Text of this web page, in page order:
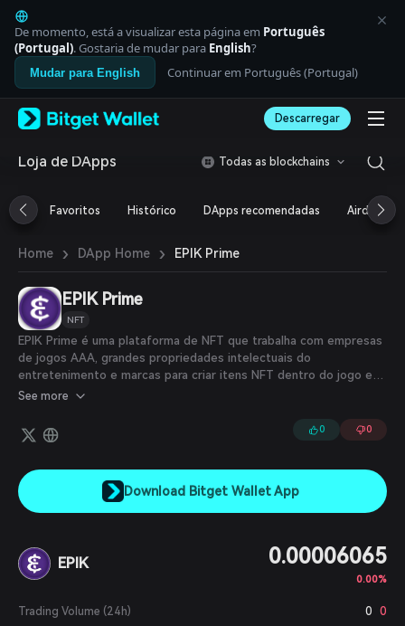
English
日本語
Tiếng Việt
Русский
Español (Latinoamérica)
Italiano
Deutsch
繁體中文
Português (Portugal)
ภาษาไทย
العربية
हिन्दी
বাংলা
Español
Português (Brasil)
Español (Argentina)
De momento, está a visualizar esta página em Português
(Portugal). Gostaria de mudar para English?
Mudar para English Continuar em Português (Portugal)
Descarregar
Loja de DApps Todas as blockchains
Favoritos Histórico DApps recomendadas Airdrop
Home › DApp Home › EPIK Prime
EPIK Prime
NFT
EPIK Prime é uma plataforma de NFT que trabalha com empresas
de jogos AAA, grandes propriedades intelectuais do
entretenimento e marcas para criar itens NFT dentro do jogo e
marketplaces.
See more
0 0
Download Bitget Wallet App
EPIK 0.00006065
0.00%
Trading Volume (24h) 0
0